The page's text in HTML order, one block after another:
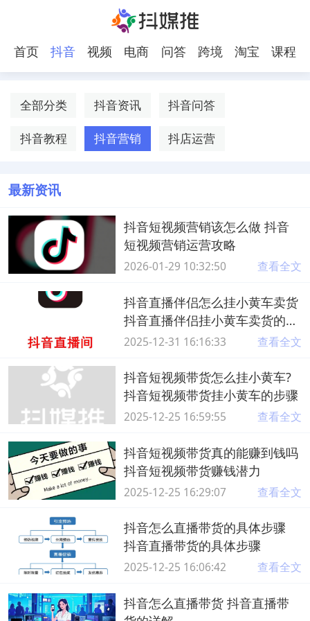
首页 抖音
视频
号
电商 问答
跨境
电商
淘宝 课程
全部分类 抖音资讯 抖音问答
抖音教程 抖音营销 抖店运营
最新资讯
抖音短视频营销该怎么做 抖音
短视频营销运营攻略
2026-01-29 10:32:50 查看全文
抖音直播伴侣怎么挂小黄车卖货
抖音直播伴侣挂小黄车卖货的详
细步骤
2025-12-31 16:16:33 查看全文
抖音短视频带货怎么挂小黄车?
抖音短视频带货挂小黄车的步骤
2025-12-25 16:59:55 查看全文
抖音短视频带货真的能赚到钱吗
抖音短视频带货赚钱潜力
2025-12-25 16:29:07 查看全文
抖音怎么直播带货的具体步骤
抖音直播带货的具体步骤
2025-12-25 16:06:42 查看全文
抖音怎么直播带货 抖音直播带